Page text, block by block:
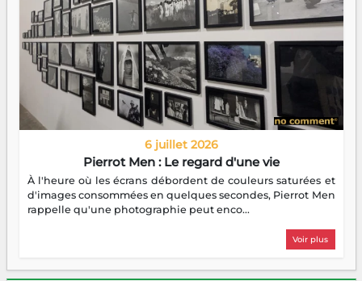
6 juillet 2026
Pierrot Men : Le regard d'une vie
À l'heure où les écrans débordent de couleurs saturées et
d'images consommées en quelques secondes, Pierrot Men
rappelle qu'une photographie peut enco...
Voir plus